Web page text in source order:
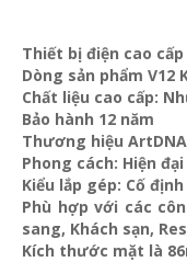
Thiết bị điện cao cấp
Dòng sản phẩm V12
Chất liệu cao cấp:
Bảo hành 12 năm
Thương hiệu
Phong cách: Hiện đại
Kiểu lắp gép: Cố định
Phù hợp với các
sang, Khách sạn,
Kích thước mặt là